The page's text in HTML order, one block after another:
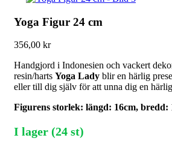
Yoga Figur 24 cm
356,00 kr
Handgjord i Indonesien och vackert
resin/harts Yoga Lady blir en härlig
eller till dig själv för att unna dig en
Figurens storlek: längd: 16cm, bredd:
I lager (24 st)